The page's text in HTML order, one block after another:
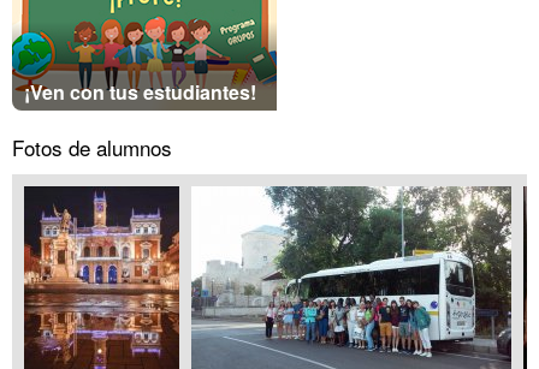
¡Ven con tus estudiantes!
Fotos de alumnos